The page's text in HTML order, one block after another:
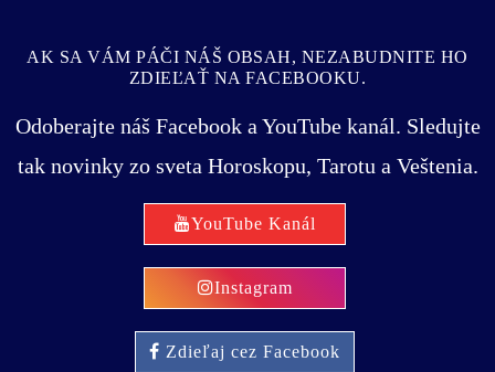
AK SA VÁM PÁČI NÁŠ OBSAH, NEZABUDNITE HO
ZDIEĽAŤ NA FACEBOOKU.
Odoberajte náš Facebook a YouTube kanál. Sledujte
tak novinky zo sveta Horoskopu, Tarotu a Veštenia.
YouTube Kanál
Instagram
Zdieľaj cez Facebook